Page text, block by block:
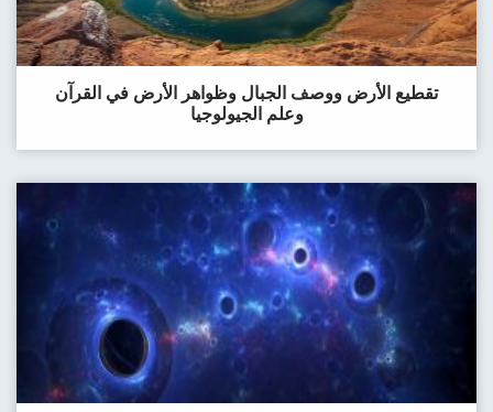
تقطيع الأرض ووصف الجبال وظواهر الأرض في القرآن
وعلم الجيولوجيا